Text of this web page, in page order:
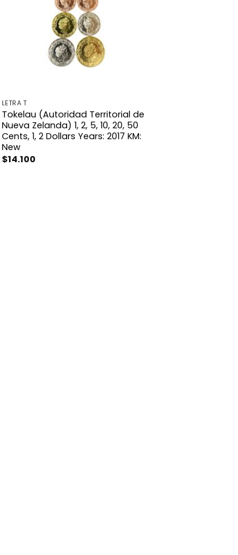
LETRA T
Tokelau (Autoridad Territorial de
Nueva Zelanda) 1, 2, 5, 10, 20, 50
Cents, 1, 2 Dollars Years: 2017 KM:
New
$14.100